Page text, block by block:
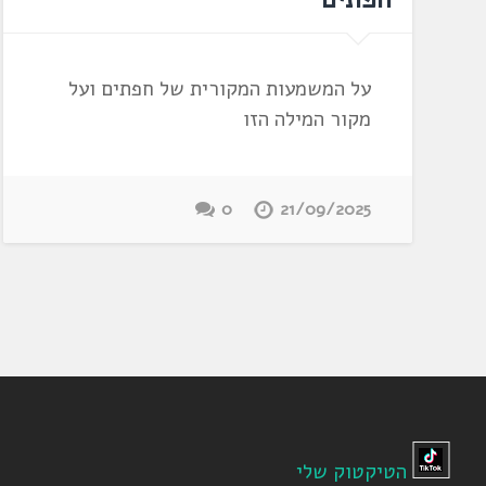
על המשמעות המקורית של חפתים ועל
מקור המילה הזו
21/09/2025
0
הטיקטוק שלי